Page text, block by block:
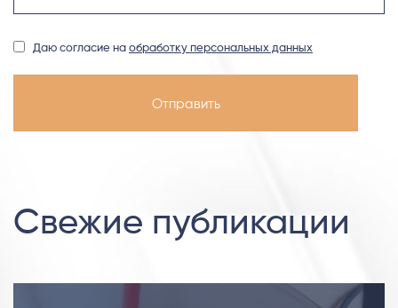
Даю согласие на обработку персональных данных
Свежие публикации